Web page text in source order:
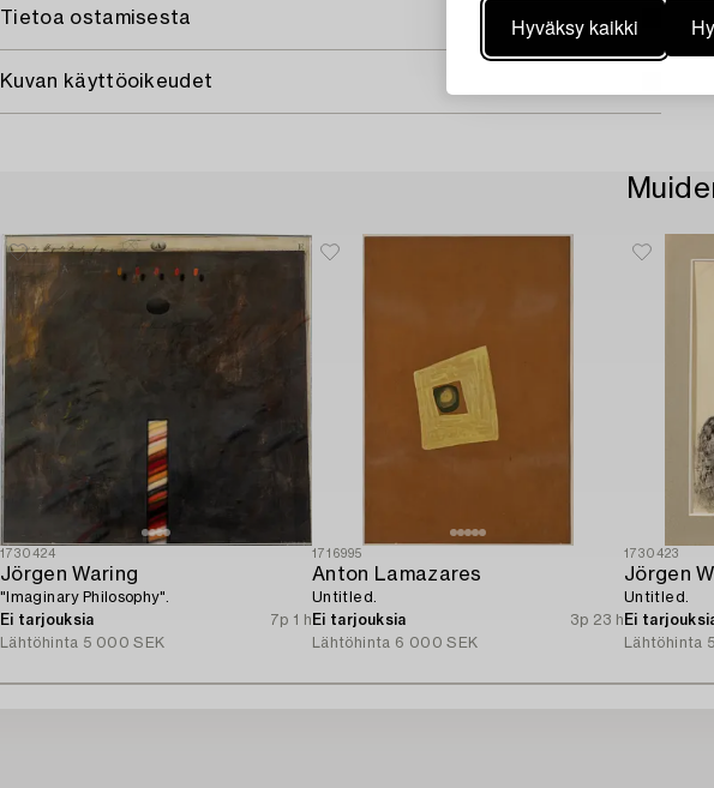
Hyväksy kaikki
Tietoa ostamisesta
Kuvan käyttöoikeudet
1730424
Jörgen Waring
"Imaginary Philosophy".
Ei tarjouksia
7p 1 h
Lähtöhinta 5 000 SEK
1716995
Anton Lamazares
Untitled.
Ei tarjouksia
3p 23 h
Lähtöhinta 6 000 SEK
1730423
Jörgen
Untitled.
Ei
Lähtöhinta